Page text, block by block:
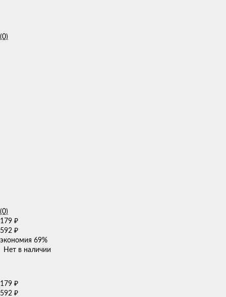
(0)
(0)
179 ₽
592 ₽
экономия 69%
Нет в наличии
179 ₽
592 ₽